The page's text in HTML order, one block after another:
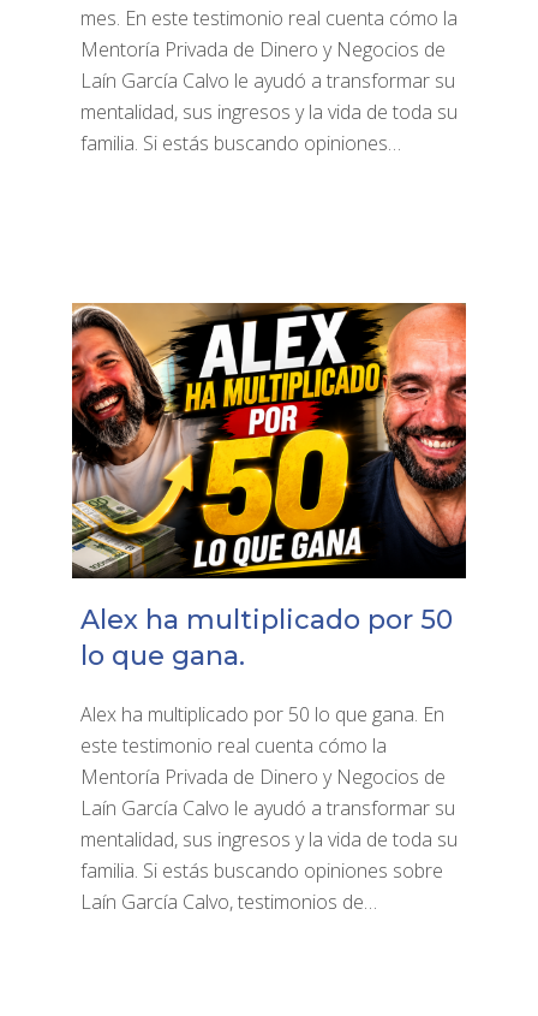
mes. En este testimonio real cuenta cómo la
Mentoría Privada de Dinero y Negocios de
Laín García Calvo le ayudó a transformar su
mentalidad, sus ingresos y la vida de toda su
familia. Si estás buscando opiniones…
Alex ha multiplicado por 50
lo que gana.
Alex ha multiplicado por 50 lo que gana. En
este testimonio real cuenta cómo la
Mentoría Privada de Dinero y Negocios de
Laín García Calvo le ayudó a transformar su
mentalidad, sus ingresos y la vida de toda su
familia. Si estás buscando opiniones sobre
Laín García Calvo, testimonios de…